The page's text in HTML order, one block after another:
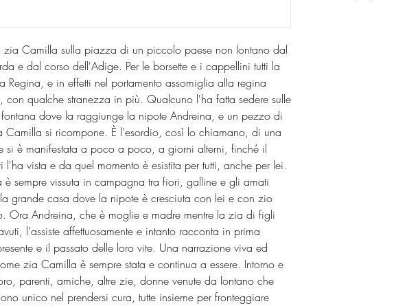
zia Camilla sulla piazza di un piccolo paese non lontano dal
e dal corso dell'Adige. Per le borsette e i cappellini tutti la
Regina, e in effetti nel portamento assomiglia alla regina
con qualche stranezza in più. Qualcuno l'ha fatta sedere sulle
dove la raggiunge la nipote Andreina, e un pezzo di
Camilla si ricompone. È l'esordio, così lo chiamano, di una
si è manifestata a poco a poco, a giorni alterni, finché il
l'ha vista e da quel momento è esistita per tutti, anche per lei.
sempre vissuta in campagna tra fiori, galline e gli amati
grande casa dove la nipote è cresciuta con lei e con zio
Ora Andreina, che è moglie e madre mentre la zia di figli
l'assiste affettuosamente e intanto racconta in prima
e il passato delle loro vite. Una narrazione viva ed
zia Camilla è sempre stata e continua a essere. Intorno e
parenti, amiche, altre zie, donne venute da lontano che
unico nel prendersi cura, tutte insieme per fronteggiare